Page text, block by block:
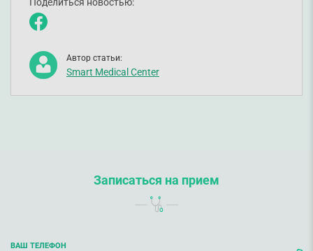
Автор статьи:
Smart Medical Center
Записаться на прием
ВАШ ТЕЛЕФОН